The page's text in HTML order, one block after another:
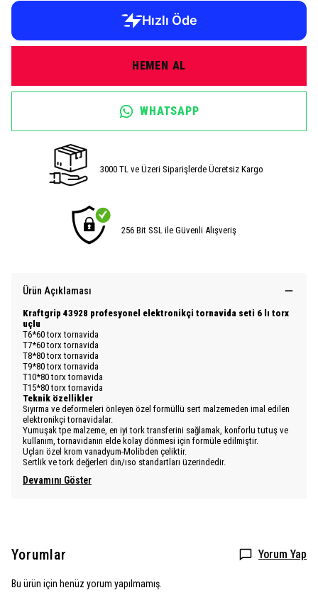
HEMEN AL
WHATSAPP
3000 TL ve Üzeri Siparişlerde Ücretsiz Kargo
256 Bit SSL ile Güvenli Alışveriş
Ürün Açıklaması
Kraftgrip 43928 profesyonel elektronikçi tornavida seti 6 lı torx
uçlu
T6*60 torx tornavida
T7*60 torx tornavida
T8*80 torx tornavida
T9*80 torx tornavida
T10*80 torx tornavida
T15*80 torx tornavida
Teknik özellikler
Sıyırma ve deformeleri önleyen özel formüllü sert malzemeden imal edilen
elektronikçi tornavidalar.
Yumuşak tpe malzeme, en iyi tork transferini sağlamak, konforlu tutuş ve
kullanım, tornavidanın elde kolay dönmesi için formüle edilmiştir.
Uçları özel krom vanadyum-Molibden çeliktir.
Sertlik ve tork değerleri dın/ıso standartları üzerindedir.
Devamını Göster
Yorumlar Yorum Yap
Bu ürün için henüz yorum yapılmamış.